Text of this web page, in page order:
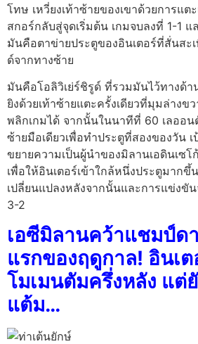
โทษ เหวี่ยงเท้าซ้ายของเขาด้วยการแต
สกอร์กลับสู่จุดเริ่มต้น เกมจบลงที่ 1-1
มันคือตาข่ายประตูของอินเตอร์ที่สั่นสะ
ด์จากทางซ้าย
มันคือโอลิวิเย่ร์ชิรูด์ ที่รวมมันไว้ทางด้า
ยิงด้วยเท้าซ้ายแตะครั้งเดียวที่มุมล่างข
พลิกเกมได้ จากนั้นในนาทีที่ 60 เลออน
ซ้ายมือเดียวเพื่อทำประตูที่สองของวัน
ขยายความเป็นผู้นำของมิลานเอดินเซ
เพื่อให้อินเตอร์เข้าใกล้หนึ่งประตูมาก
เปลี่ยนแปลงหลังจากนั้นและการแข่งขั
3-2
เอซีมิลานคว้าแชมป์ด
แรกของฤดูกาล! อินเ
โมเมนตัมครึ่งหลัง แต่
แต้ม…